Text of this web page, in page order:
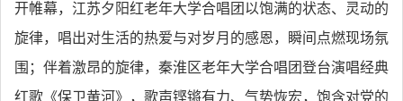
开帷幕，江苏夕阳红老年大学合唱团以饱满的状态、灵动的
旋律，唱出对生活的热爱与对岁月的感恩，瞬间点燃现场氛
围；伴着激昂的旋律，秦淮区老年大学合唱团登台演唱经典
红歌《保卫黄河》，歌声铿锵有力、气势恢宏，饱含对党的